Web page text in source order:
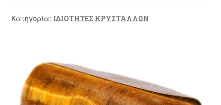
Κατηγορία: ΙΔΙΟΤΗΤΕΣ ΚΡΥΣΤΑΛΛΩΝ